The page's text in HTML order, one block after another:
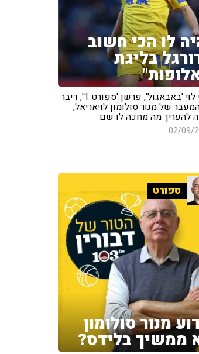
לו הכי חשוב
בליגת
אורי לוי 'באבאגול', פרשן 'ספורט 1', דיבר
של מנור סולומון לויאריאל,
להעריך מה מחכה לו שם
02/09/
ספורט
מנור סולומון
ממשיך בלידס?